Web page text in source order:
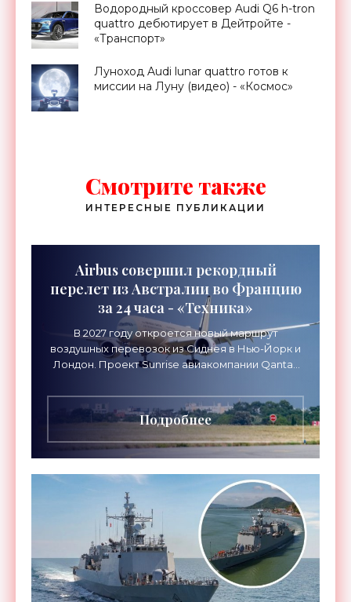
Водородный кроссовер Audi Q6 h-tron
quattro дебютирует в Дейтройте -
«Транспорт»
Луноход Audi lunar quattro готов к
миссии на Луну (видео) - «Космос»
Смотрите также
ИНТЕРЕСНЫЕ ПУБЛИКАЦИИ
Airbus совершил рекордный
перелет из Австралии во Францию
за 24 часа - «Техника»
В 2027 году откроется новый маршрут
воздушных перевозок из Сиднея в Нью-Йорк и
Лондон. Проект Sunrise авиакомпании Qantas
длительностью до 24
Подробнее